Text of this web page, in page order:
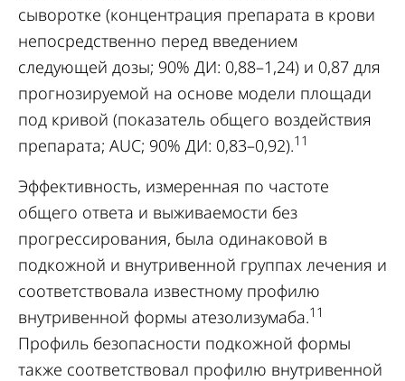
сыворотке (концентрация препарата в крови
непосредственно перед введением
следующей дозы; 90% ДИ: 0,88–1,24) и 0,87 для
прогнозируемой на основе модели площади
под кривой (показатель общего воздействия
препарата; AUC; 90% ДИ: 0,83–0,92).11
Эффективность, измеренная по частоте
общего ответа и выживаемости без
прогрессирования, была одинаковой в
подкожной и внутривенной группах лечения и
соответствовала известному профилю
внутривенной формы атезолизумаба.11
Профиль безопасности подкожной формы
также соответствовал профилю внутривенной